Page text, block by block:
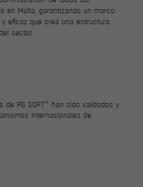
en Malta, garantizando un marco
y eficaz que crea una estructura
sector.
de PG SOFT® han sido validados y
internacionales de